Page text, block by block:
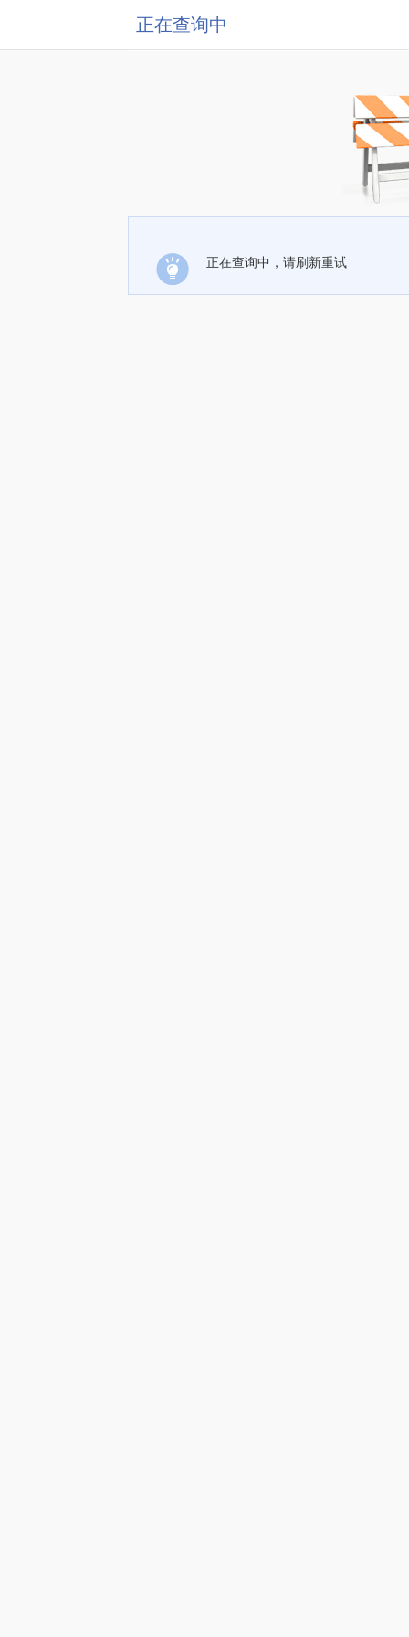
正在查询中
正在查询中，请刷新重试